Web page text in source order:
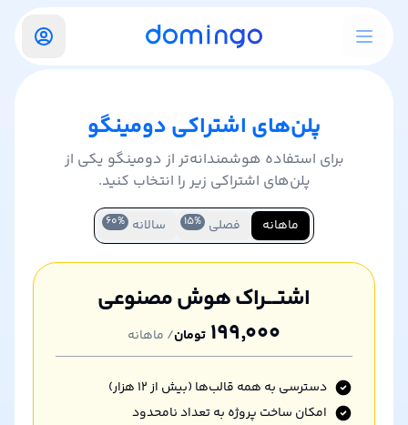
پلن‌های اشتراکی دومینگو
برای استفاده هوشمندانه‌تر از دومینگو یکی از
پلن‌های اشتراکی زیر را انتخاب کنید.
ماهانه فصلی ۱۵% سالانه ۶۰%
اشتــــراک هوش مصنوعی
۱۹۹٬۰۰۰ تومان/ ماهانه
دسترسی به همه قالب‌ها (بیش از ۱۲ هزار)
امکان ساخت پروژه به تعداد نامحدود